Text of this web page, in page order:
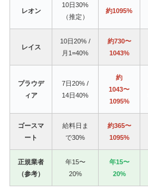
レオン
10日30%
（推定）
約1095%
レイス
10日20% /
月1=40%
約730〜
1043%
プラウデ
ィア
7日20% /
14日40%
約
1043〜
1095%
ゴースマ
ート
給料日ま
で30%
約365〜
1095%
正規業者
（参考）
年15〜
20%
年15〜
20%